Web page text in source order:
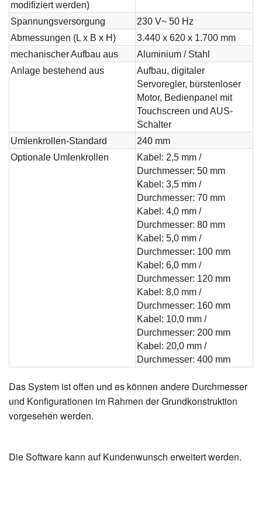
modifiziert werden)
Spannungsversorgung
230 V~ 50 Hz
Abmessungen (L x B x H)
3.440 x 620 x 1.700 mm
mechanischer Aufbau aus
Aluminium / Stahl
Anlage bestehend aus
Aufbau, digitaler
Servoregler, bürstenloser
Motor, Bedienpanel mit
Touchscreen und AUS-
Schalter
Umlenkrollen-Standard
240 mm
Optionale Umlenkrollen
Kabel: 2,5 mm /
Durchmesser: 50 mm
Kabel: 3,5 mm /
Durchmesser: 70 mm
Kabel: 4,0 mm /
Durchmesser: 80 mm
Kabel: 5,0 mm /
Durchmesser: 100 mm
Kabel: 6,0 mm /
Durchmesser: 120 mm
Kabel: 8,0 mm /
Durchmesser: 160 mm
Kabel: 10,0 mm /
Durchmesser: 200 mm
Kabel: 20,0 mm /
Durchmesser: 400 mm
Das System ist offen und es können andere Durchmesser
und Konfigurationen im Rahmen der Grundkonstruktion
vorgesehen werden.
Die Software kann auf Kundenwunsch erweitert werden.